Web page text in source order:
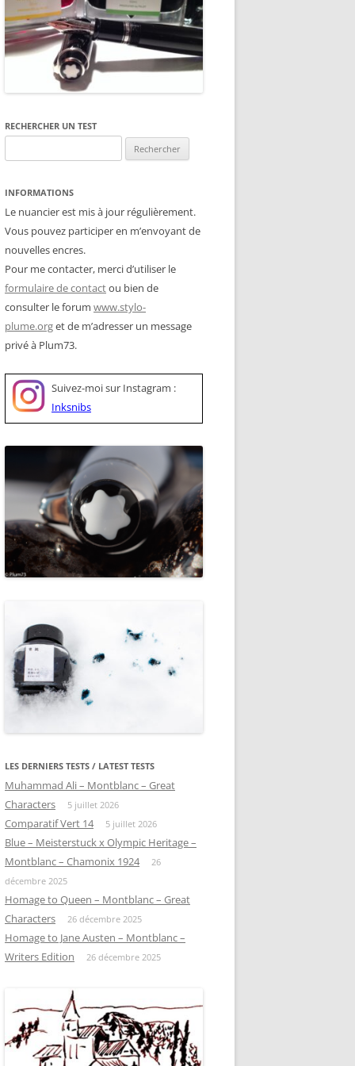
RECHERCHER UN TEST
INFORMATIONS
Le nuancier est mis à jour régulièrement.
Vous pouvez participer en m’envoyant de
nouvelles encres.
Pour me contacter, merci d’utiliser le
formulaire de contactou bien de
consulter le forum www.stylo-
plume.orget de m’adresser un message
privé à Plum73.
Suivez-moi sur Instagram :
Inksnibs
LES DERNIERS TESTS / LATEST TESTS
Muhammad Ali – Montblanc – Great
Characters
5 juillet 2026
Comparatif Vert 14 5 juillet 2026
Blue – Meisterstuck x Olympic Heritage –
Montblanc – Chamonix 1924
26
décembre 2025
Homage to Queen – Montblanc – Great
Characters
26 décembre 2025
Homage to Jane Austen – Montblanc –
Writers Edition
26 décembre 2025